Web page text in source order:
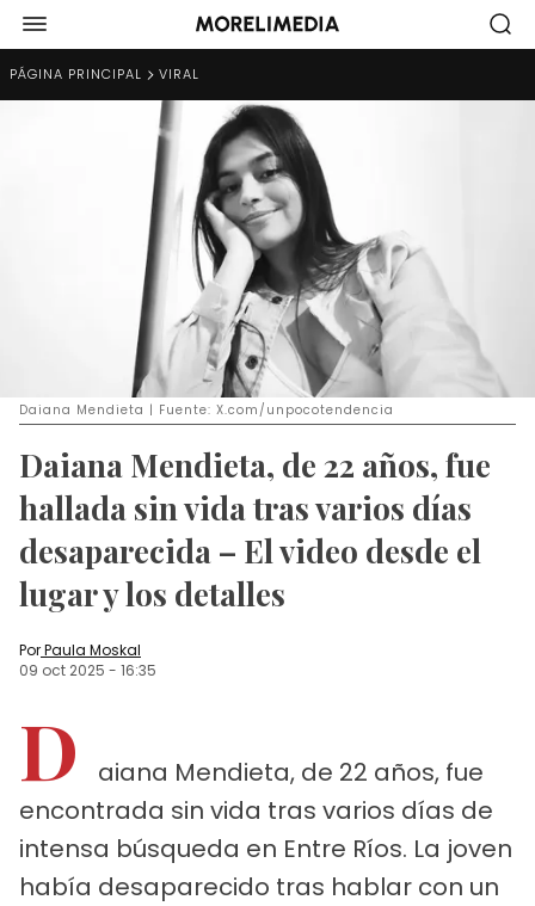
PÁGINA PRINCIPAL VIRAL
Daiana Mendieta | Fuente: X.com/unpocotendencia
Daiana Mendieta, de 22 años, fue
hallada sin vida tras varios días
desaparecida – El video desde el
lugar y los detalles
PorPaula Moskal
09 oct 2025 - 16:35
D
aiana Mendieta, de 22 años, fue
encontrada sin vida tras varios días de
intensa búsqueda en Entre Ríos. La joven
había desaparecido tras hablar con un